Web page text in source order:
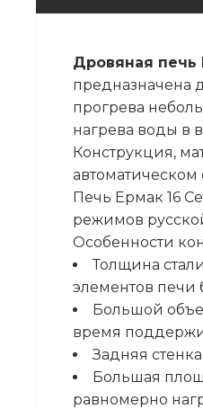
Дровяная печь
предназначена
прогрева
нагрева воды в
Конструкция,
автоматическом
Печь Ермак 16
режимов
Особенности
Толщина
элементов
Большой
время
Задняя
Большая
равномерно